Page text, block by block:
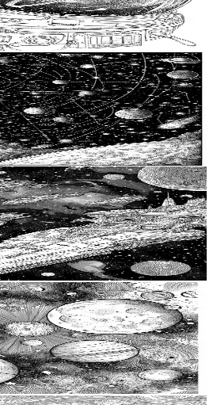
Reliefカラーブック、大人
ージ、銀河のヘルメット宇
view
、子供向け塗り絵ワークシ
塗り絵ページ、 Stress Relief
け宇宙塗り絵ページ
view
絵ページ、 Stress Relief 塗り
宇宙の塗り絵ページ、宇宙船
ンの宇宙船アドベンチャー
view
ック、ティーン向けの宇宙の
ンムーンのインシネレータ
料印刷可能な塗り絵ペー
ンを与える天体の月のアー